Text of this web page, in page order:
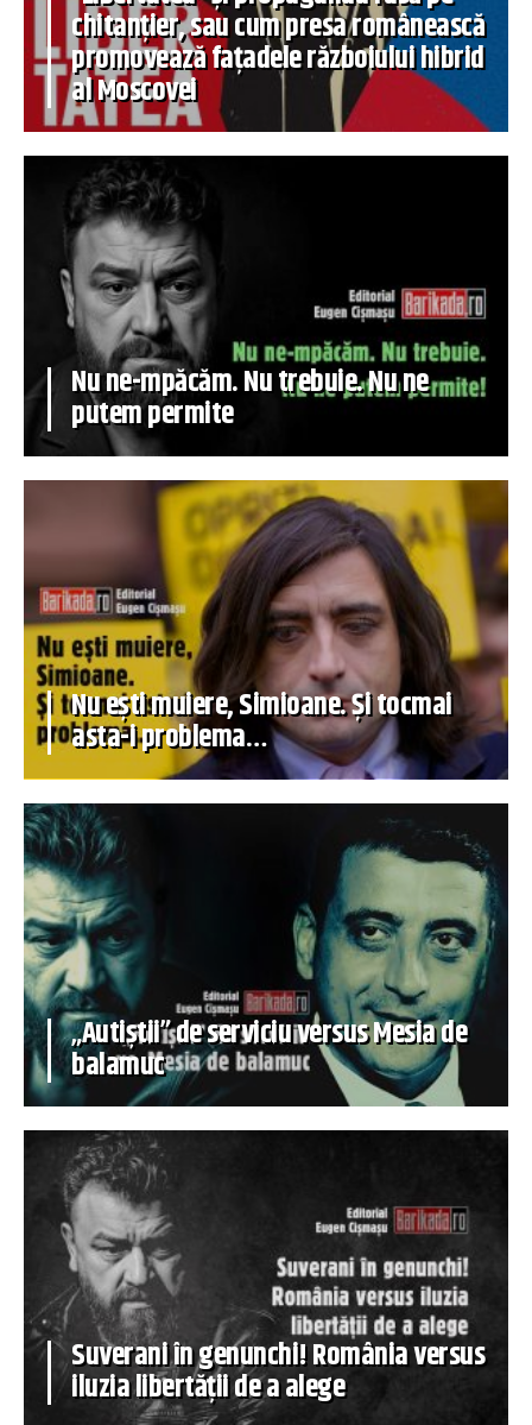
chitanțier, sau cum presa românească
promovează fațadele războiului hibrid
al Moscovei
Nu ne-mpăcăm. Nu trebuie. Nu ne
putem permite
Nu ești muiere, Simioane. Și tocmai
asta-i problema…
„Autiștii” de serviciu versus Mesia de
balamuc
Suverani în genunchi! România versus
iluzia libertății de a alege